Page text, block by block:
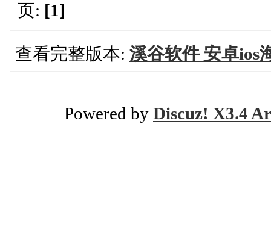
页: [1]
查看完整版本: 溪谷软件 安卓ios
Powered by Discuz! X3.4